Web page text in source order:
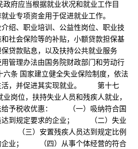
应当根据就业状况和就业工作目
就业专项资金用于促进就业工作。
绍、职业培训、公益性岗位、职业技
社会保险等的补贴，小额贷款担保基
贷款贴息，以及扶持公共就业服务
管理办法由国务院财政部门和劳动行
国家建立健全失业保险制度，依法
活，并促进其实现就业。 第十七
岗位，扶持失业人员和残疾人就业，
给予税收优惠： （一）吸纳符合国
达到规定要求的企业； （二）失业
（三）安置残疾人员达到规定比例
企业； （四）从事个体经营的符合